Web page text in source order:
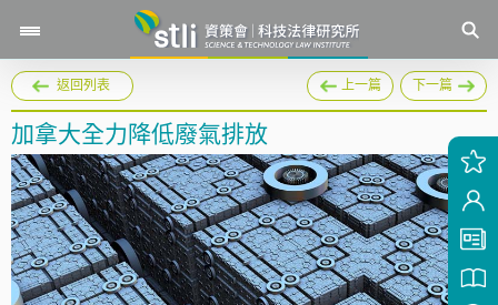
返回列表 上一篇 下一篇
加拿大全力降低廢氣排放